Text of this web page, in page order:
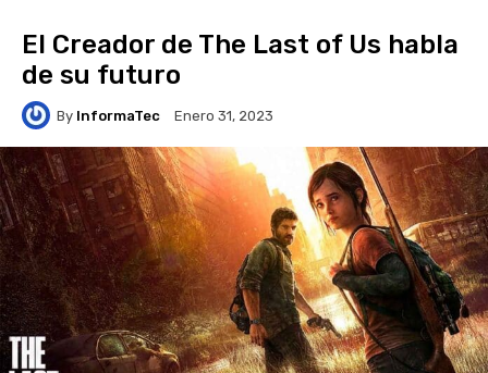
El Creador de The Last of Us habla
de su futuro
By InformaTec Enero 31, 2023